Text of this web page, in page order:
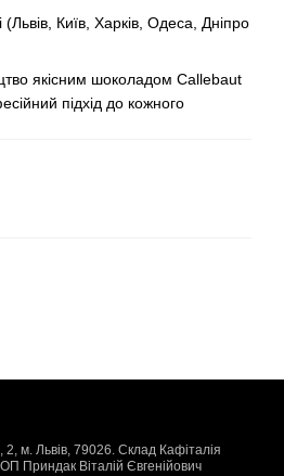
(Львів, Київ, Харків, Одеса, Дніпро
якісним шоколадом Callebaut
підхід до кожного
2, м. Львів, 79026. Склад Кафіталія
Приндак Віталій Євгенійович